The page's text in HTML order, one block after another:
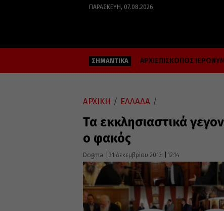
ΠΑΡΑΣΚΕΥΉ, 07.08.2026
ΣΗΜΑΝΤΙΚΑ ΑΡΧΙΕΠΙΣΚΟΠΟΣ
ΑΡΧΙΚΗ / ΕΛΛΑΔΑ /
Τα εκκλησιαστικά
ο φακός
Dogma 31 Δεκεμβρίου 2013 12:14